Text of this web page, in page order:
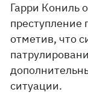
Гарри Кониль
преступление
отметив, что
ситуации.